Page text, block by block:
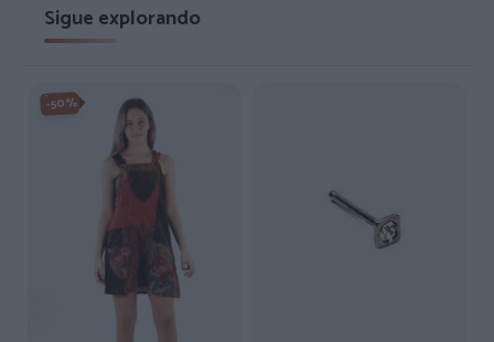
Sigue explorando
-50%